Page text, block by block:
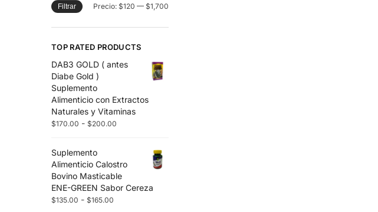
Filtrar Precio: $120 — $1,700
TOP RATED PRODUCTS
DAB3 GOLD ( antes
Diabe Gold )
Suplemento
Alimenticio con Extractos
Naturales y Vitaminas
$170.00 - $200.00
Suplemento
Alimenticio Calostro
Bovino Masticable
ENE-GREEN Sabor Cereza
$135.00 - $165.00